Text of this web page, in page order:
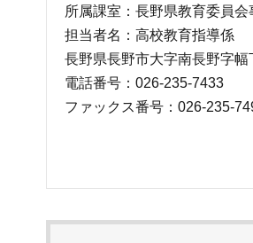
所属課室：長野県教育委員
担当者名：高校教育指導係
長野県長野市大字南長野字幅
電話番号：026-235-7433
ファックス番号：026-235-